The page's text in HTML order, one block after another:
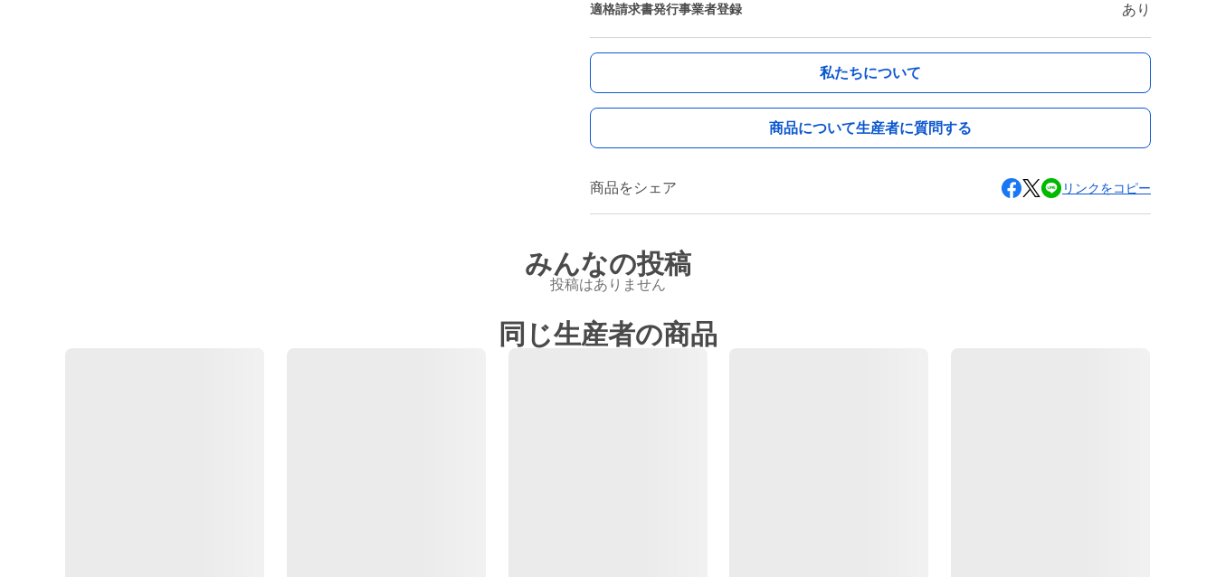
適格請求書発行事業者登録 あり
私たちについて
商品について生産者に質問する
商品をシェア リンクをコピー
みんなの投稿
投稿はありません
同じ生産者の商品